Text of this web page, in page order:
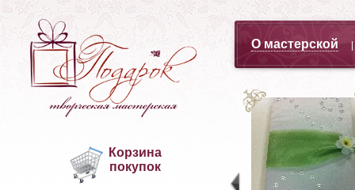
Корзина
покупок
О мастерской